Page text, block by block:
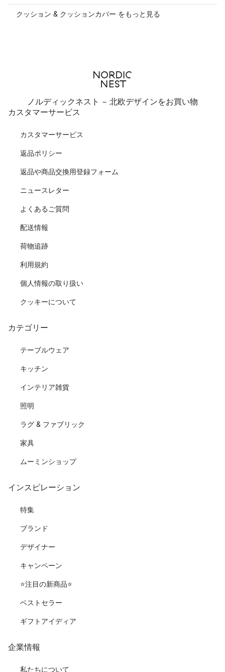
クッション & クッションカバー をもっと見る
ノルディックネスト - 北欧デザインをお買い物
カスタマーサービス
カスタマーサービス
返品ポリシー
返品や商品交換用登録フォーム
ニュースレター
よくあるご質問
配送情報
荷物追跡
利用規約
個人情報の取り扱い
クッキーについて
カテゴリー
テーブルウェア
キッチン
インテリア雑貨
照明
ラグ & ファブリック
家具
ムーミンショップ
インスピレーション
特集
ブランド
デザイナー
キャンペーン
⭐️注目の新商品⭐️
ベストセラー
ギフトアイディア
企業情報
私たちについて